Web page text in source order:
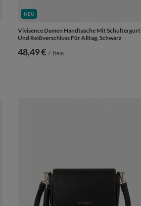
NEU
Vivisence Damen Handtasche Mit Schultergurt
Und Reißverschluss Für Alltag, Schwarz
48,49 € / item